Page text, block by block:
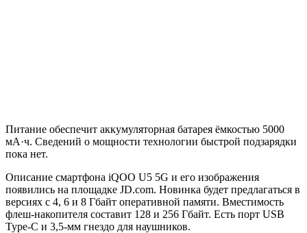
Питание обеспечит аккумуляторная батарея ёмкостью 5000
мА·ч. Сведений о мощности технологии быстрой подзарядки
пока нет.
Описание смартфона iQOO U5 5G и его изображения
появились на площадке JD.com. Новинка будет предлагаться в
версиях с 4, 6 и 8 Гбайт оперативной памяти. Вместимость
флеш-накопителя составит 128 и 256 Гбайт. Есть порт USB
Type-C и 3,5-мм гнездо для наушников.